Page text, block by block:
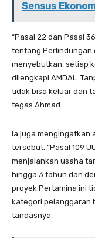
Sensus
“Pasal 22 dan Pasal
tentang Perlindungan
menyebutkan, setiap
dilengkapi AMDAL.
tidak bisa keluar dan
tegas Ahmad.
Ia juga mengingatkan
tersebut. “Pasal 109
menjalankan usaha
hingga 3 tahun dan
proyek Pertamina ini
kategori pelanggaran
tandasnya.